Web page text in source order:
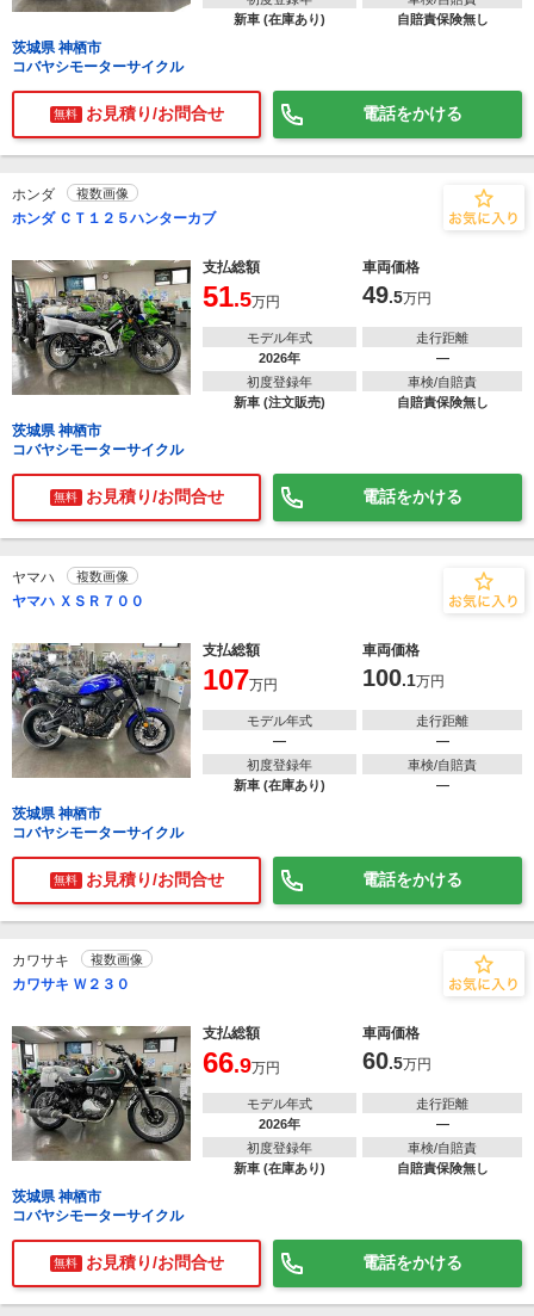
新車 (在庫あり)
自賠責保険無し
茨城県 神栖市
コバヤシモーターサイクル
無料 お見積り/お問合せ 電話をかける
ホンダ 複数画像
ホンダ ＣＴ１２５ハンターカブ
支払総額 車両価格
51.5万円 49.5万円
モデル年式
2026年
走行距離
―
初度登録年
新車 (注文販売)
車検/自賠責
自賠責保険無し
茨城県 神栖市
コバヤシモーターサイクル
無料 お見積り/お問合せ 電話をかける
ヤマハ 複数画像
ヤマハ ＸＳＲ７００
支払総額 車両価格
107万円 100.1万円
モデル年式
―
走行距離
―
初度登録年
新車 (在庫あり)
車検/自賠責
―
茨城県 神栖市
コバヤシモーターサイクル
無料 お見積り/お問合せ 電話をかける
カワサキ 複数画像
カワサキ Ｗ２３０
支払総額 車両価格
66.9万円 60.5万円
モデル年式
2026年
走行距離
―
初度登録年
新車 (在庫あり)
車検/自賠責
自賠責保険無し
茨城県 神栖市
コバヤシモーターサイクル
無料 お見積り/お問合せ 電話をかける